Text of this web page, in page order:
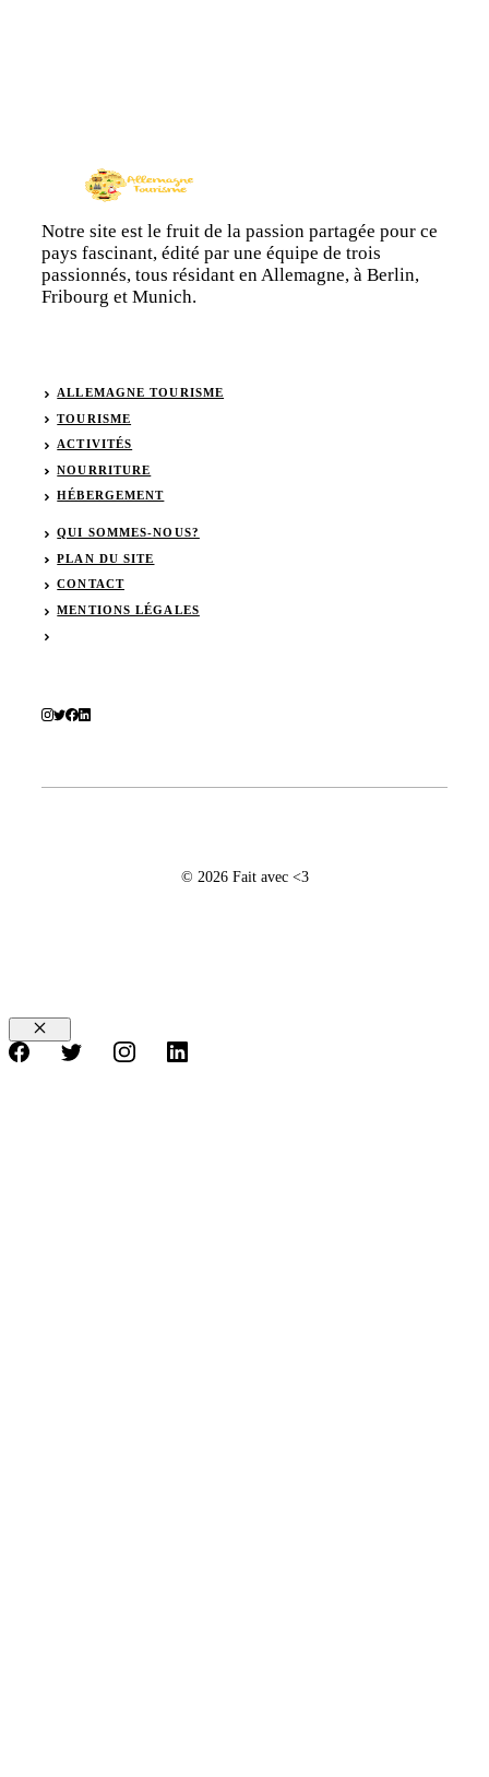
Notre site est le fruit de la passion partagée pour ce
pays fascinant, édité par une équipe de trois
passionnés, tous résidant en Allemagne, à Berlin,
Fribourg et Munich.
ALLEMAGNE TOURISME
TOURISME
ACTIVITÉS
NOURRITURE
HÉBERGEMENT
QUI SOMMES-NOUS?
PLAN DU SITE
CONTACT
MENTIONS LÉGALES
© 2026 Fait avec <3
Fermer